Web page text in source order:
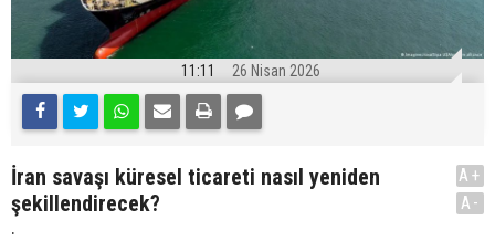
11:11 26 Nisan 2026
İran savaşı küresel ticareti nasıl yeniden
şekillendirecek?
.
A+
A-